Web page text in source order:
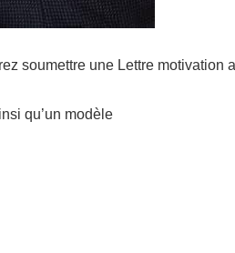
soumettre une Lettre motivation
qu’un modèle